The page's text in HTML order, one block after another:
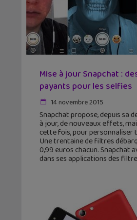
Mise à jour Snapchat :
payants pour les selfies
14 novembre 2015
Snapchat propose, depuis sa
à jour, de nouveaux effets,
cette fois, pour personnaliser
Une trentaine de filtres
0,99 euros chacun. Snapchat
dans ses applications des